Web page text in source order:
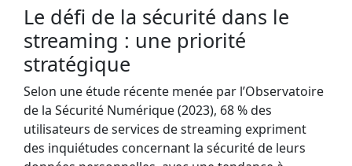
Le défi de la sécurité dans le
streaming : une priorité
stratégique
Selon une étude récente menée par l’Observatoire
de la Sécurité Numérique(2023), 68 % des
utilisateurs de services de streaming expriment
des inquiétudes concernant la sécurité de leurs